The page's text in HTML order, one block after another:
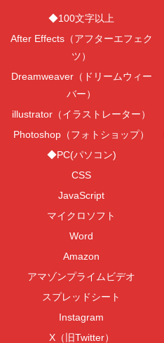
◆100文字以上
After Effects（アフターエフェク
ツ）
Dreamweaver（ドリームウィー
バー）
illustrator（イラストレーター）
Photoshop（フォトショップ）
◆PC(パソコン)
CSS
JavaScript
マイクロソフト
Word
Amazon
アマゾンプライムビデオ
スプレッドシート
Instagram
X（旧Twitter）